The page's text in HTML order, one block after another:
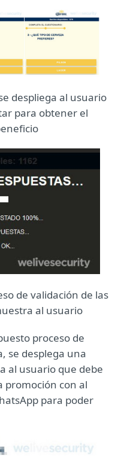
despliega al usuario
para obtener el
de validación de las
al usuario
proceso de
se desplega una
al usuario que debe
promoción con al
para poder